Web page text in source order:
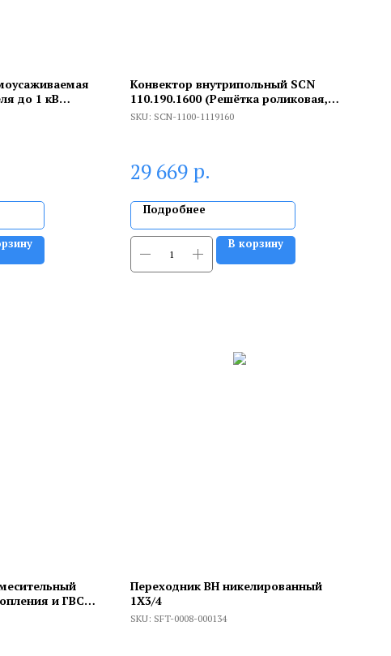
до 1 кВ
Конвектор внутрипольный SCN
110.190.1600 (Решётка роликовая,
анодированный алюминий)
SKU: SCN-1100-1119160
29 669 р.
Подробнее
В корзину
и ГВС 1
Переходник ВН никелированный
1X3/4
SKU: SFT-0008-000134